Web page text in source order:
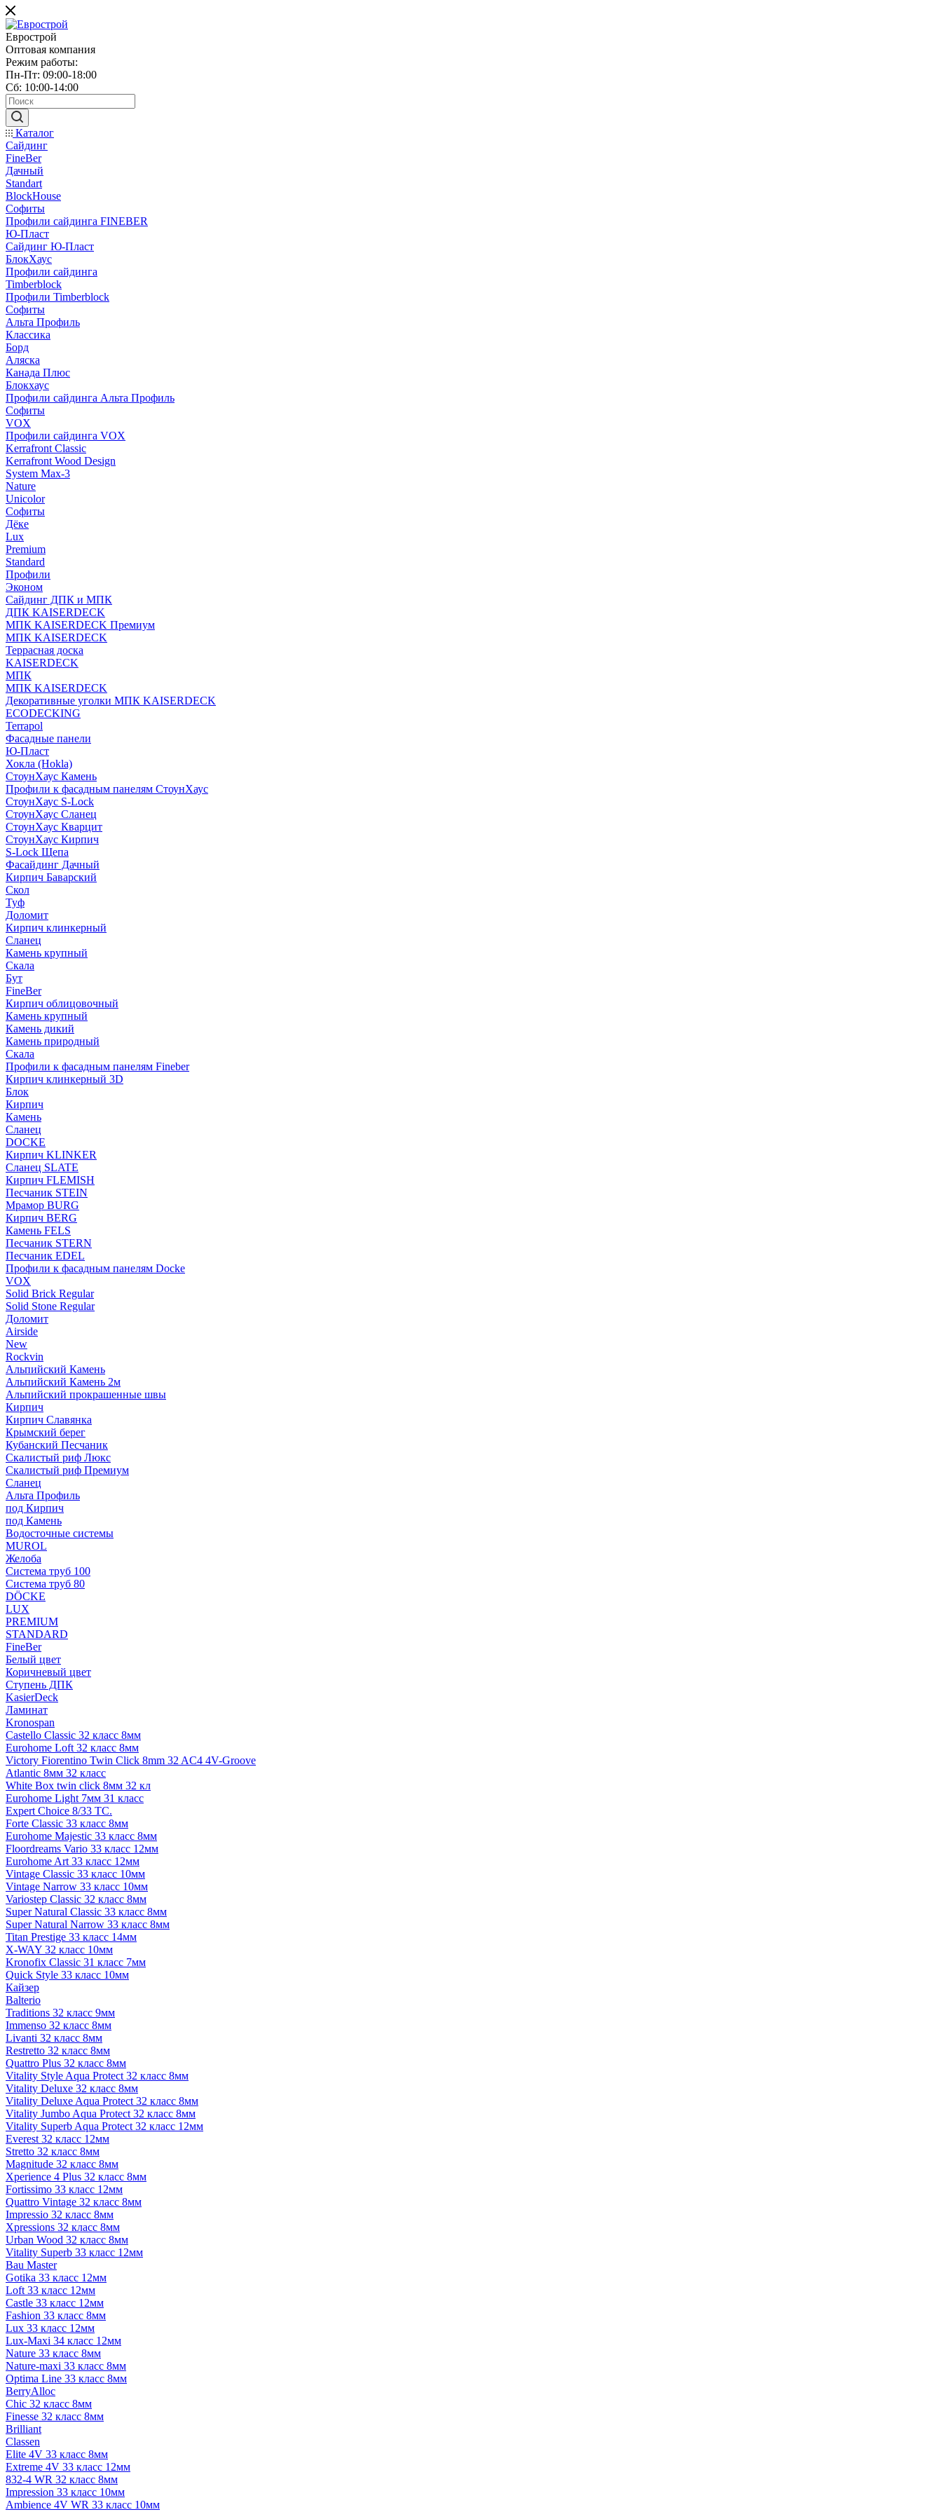
Еврострой
Оптовая компания
Режим работы:
Пн-Пт: 09:00-18:00
Сб: 10:00-14:00
Каталог
Сайдинг
FineBer
Дачный
Standart
BlockHouse
Софиты
Профили сайдинга FINEBER
Ю-Пласт
Сайдинг Ю-Пласт
БлокХаус
Профили сайдинга
Timberblock
Профили Timberblock
Софиты
Альта Профиль
Классика
Борд
Аляска
Канада Плюс
Блокхаус
Профили сайдинга Альта Профиль
Софиты
VOX
Профили сайдинга VOX
Kerrafront Classic
Kerrafront Wood Design
System Max-3
Nature
Unicolor
Софиты
Дёке
Lux
Premium
Standard
Профили
Эконом
Сайдинг ДПК и МПК
ДПК KAISERDECK
МПК KAISERDECK Премиум
МПК KAISERDECK
Террасная доска
KAISERDECK
МПК
МПК KAISERDECK
Декоративные уголки МПК KAISERDECK
ECODECKING
Terrapol
Фасадные панели
Ю-Пласт
Хокла (Hokla)
СтоунХаус Камень
Профили к фасадным панелям СтоунХаус
СтоунХаус S-Lock
СтоунХаус Сланец
СтоунХаус Кварцит
СтоунХаус Кирпич
S-Lock Щепа
Фасайдинг Дачный
Кирпич Баварский
Скол
Туф
Доломит
Кирпич клинкерный
Сланец
Камень крупный
Скала
Бут
FineBer
Кирпич облицовочный
Камень крупный
Камень дикий
Камень природный
Скала
Профили к фасадным панелям Fineber
Кирпич клинкерный 3D
Блок
Кирпич
Камень
Сланец
DOCKE
Кирпич KLINKER
Сланец SLATE
Кирпич FLEMISH
Пес­ча­ник STEIN
Мрамор BURG
Кирпич BERG
Камень FELS
Пес­ча­ник STERN
Пес­ча­ник EDEL
Профили к фасадным панелям Docke
VOX
Solid Brick Regular
Solid Stone Regular
Доломит
Airside
New
Rockvin
Альпийский Камень
Альпийский Камень 2м
Альпийский прокрашенные швы
Кирпич
Кирпич Славянка
Крымский берег
Кубанский Песчаник
Скалистый риф Люкс
Скалистый риф Премиум
Сланец
Альта Профиль
под Кирпич
под Камень
Водосточные системы
MUROL
Желоба
Система труб 100
Система труб 80
DÖCKE
LUX
PREMIUM
STANDARD
FineBer
Белый цвет
Коричневый цвет
Ступень ДПК
KasierDeck
Ламинат
Kronospan
Castello Classic 32 класс 8мм
Eurohome Loft 32 класс 8мм
Victory Fiorentino Twin Click 8mm 32 AC4 4V-Groove
Atlantic 8мм 32 класс
White Box twin click 8мм 32 кл
Eurohome Light 7мм 31 класс
Expert Choice 8/33 TC.
Forte Classic 33 класс 8мм
Eurohome Majestic 33 класс 8мм
Floordreams Vario 33 класс 12мм
Eurohome Art 33 класс 12мм
Vintage Classic 33 класс 10мм
Vintage Narrow 33 класс 10мм
Variostep Classic 32 класс 8мм
Super Natural Classic 33 класс 8мм
Super Natural Narrow 33 класс 8мм
Titan Prestige 33 класс 14мм
X-WAY 32 класс 10мм
Kronofix Classic 31 класс 7мм
Quick Style 33 класс 10мм
Кайзер
Balterio
Traditions 32 класс 9мм
Immenso 32 класс 8мм
Livanti 32 класс 8мм
Restretto 32 класс 8мм
Quattro Plus 32 класс 8мм
Vitality Style Aqua Protect 32 класс 8мм
Vitality Deluxe 32 класс 8мм
Vitality Deluxe Aqua Protect 32 класс 8мм
Vitality Jumbo Aqua Protect 32 класс 8мм
Vitality Superb Aqua Protect 32 класс 12мм
Everest 32 класс 12мм
Stretto 32 класс 8мм
Magnitude 32 класс 8мм
Xperience 4 Plus 32 класс 8мм
Fortissimo 33 класс 12мм
Quattro Vintage 32 класс 8мм
Impressio 32 класс 8мм
Xpressions 32 класс 8мм
Urban Wood 32 класс 8мм
Vitality Superb 33 класс 12мм
Bau Master
Gotika 33 класс 12мм
Loft 33 класс 12мм
Castle 33 класс 12мм
Fashion 33 класс 8мм
Lux 33 класс 12мм
Lux-Maxi 34 класс 12мм
Nature 33 класс 8мм
Nature-maxi 33 класс 8мм
Optima Line 33 класс 8мм
BerryAlloc
Chic 32 класс 8мм
Finesse 32 класс 8мм
Brilliant
Classen
Elite 4V 33 класс 8мм
Extreme 4V 33 класс 12мм
832-4 WR 32 класс 8мм
Impression 33 класс 10мм
Ambience 4V WR 33 класс 10мм